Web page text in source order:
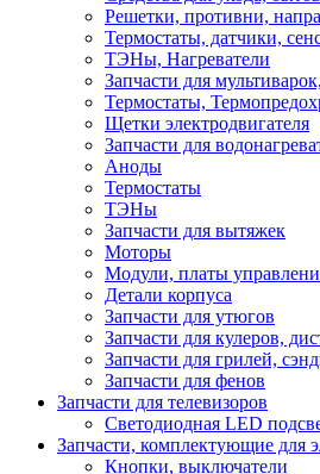
Решетки, противни,
Термостаты, датчики,
ТЭНы, Нагреватели
Запчасти для
Термостаты,
Щетки электродвигателя
Запчасти для
Аноды
Термостаты
ТЭНы
Запчасти для вытяжек
Моторы
Модули, платы
Детали корпуса
Запчасти для утюгов
Запчасти для кулеров,
Запчасти для грилей,
Запчасти для фенов
Запчасти для телевизоров
Светодиодная LED
Запчасти, комплектующие для
Кнопки, выключатели